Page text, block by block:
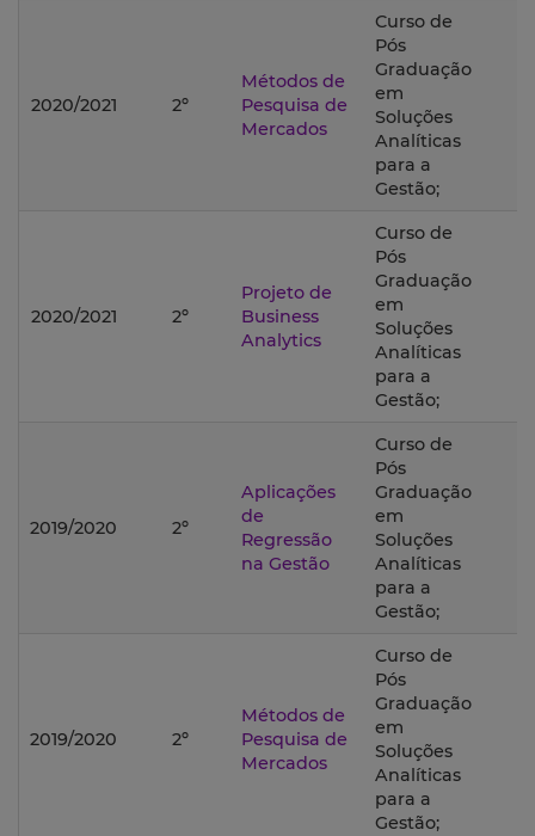
2020/2021 2º
Métodos de
Pesquisa de
Mercados
Curso de
Pós
Graduação
em
Soluções
Analíticas
para a
Gestão;
2020/2021 2º
Projeto de
Business
Analytics
Curso de
Pós
Graduação
em
Soluções
Analíticas
para a
Gestão;
2019/2020 2º
Aplicações
de
Regressão
na Gestão
Curso de
Pós
Graduação
em
Soluções
Analíticas
para a
Gestão;
2019/2020 2º
Métodos de
Pesquisa de
Mercados
Curso de
Pós
Graduação
em
Soluções
Analíticas
para a
Gestão;